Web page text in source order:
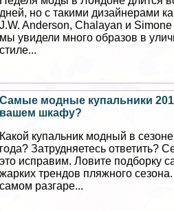
дней, но с такими дизайнерами
J.W. Anderson, Chalayan и
мы увидели много образов в
стиле...
Самые модные купальники
вашем шкафу?
Какой купальник модный в
года? Затрудняетесь ответить?
это исправим. Ловите подборку
жарких трендов пляжного
самом разгаре...